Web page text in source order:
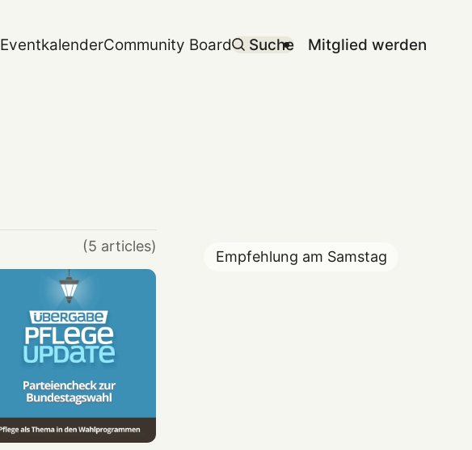
EventkalenderCommunity Board Suche Mitglied werden
Empfehlung am Samstag
(5 articles)